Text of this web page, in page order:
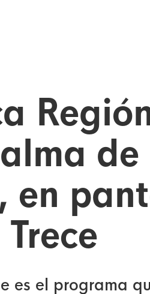
de
en
es el programa